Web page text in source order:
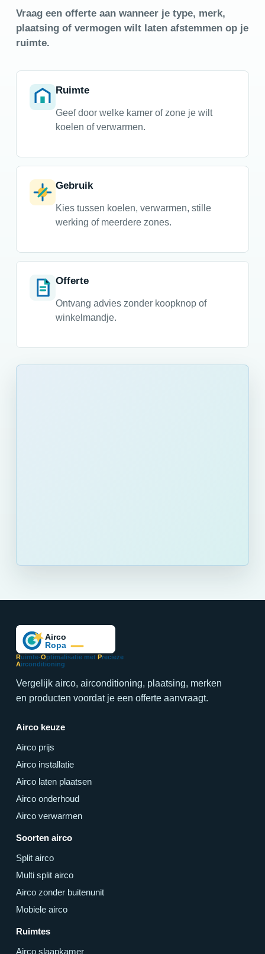
Vraag een offerte aan wanneer je type, merk,
plaatsing of vermogen wilt laten afstemmen op je
ruimte.
Ruimte
Geef door welke kamer of zone je wilt
koelen of verwarmen.
Gebruik
Kies tussen koelen, verwarmen, stille
werking of meerdere zones.
Offerte
Ontvang advies zonder koopknop of
winkelmandje.
Ruimte-Optimalisatie met Precieze
Airconditioning
Vergelijk airco, airconditioning, plaatsing, merken
en producten voordat je een offerte aanvraagt.
Airco keuze
Airco prijs
Airco installatie
Airco laten plaatsen
Airco onderhoud
Airco verwarmen
Soorten airco
Split airco
Multi split airco
Airco zonder buitenunit
Mobiele airco
Ruimtes
Airco slaapkamer